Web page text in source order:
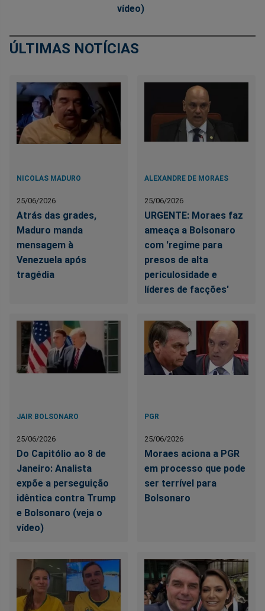
vídeo)
ÚLTIMAS NOTÍCIAS
NICOLAS MADURO
25/06/2026
Atrás das grades,
Maduro manda
mensagem à
Venezuela após
tragédia
ALEXANDRE DE MORAES
25/06/2026
URGENTE: Moraes faz
ameaça a Bolsonaro
com 'regime para
presos de alta
periculosidade e
líderes de facções'
JAIR BOLSONARO
25/06/2026
Do Capitólio ao 8 de
Janeiro: Analista
expõe a perseguição
idêntica contra Trump
e Bolsonaro (veja o
vídeo)
PGR
25/06/2026
Moraes aciona a PGR
em processo que pode
ser terrível para
Bolsonaro